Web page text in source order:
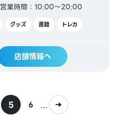
営業時間：10:00～20:00
グッズ 書籍 トレカ
店舗情報へ
5 6 ...